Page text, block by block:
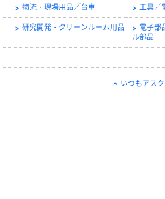
物流・現場用品／台車 工具／
研究開発・クリーンルーム用品
電子部
ル部品
いつもアス